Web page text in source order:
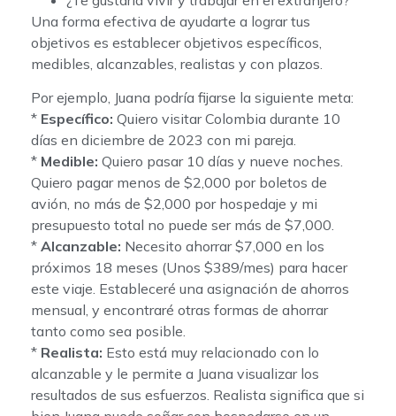
Una forma efectiva de ayudarte a lograr tus
objetivos es establecer objetivos específicos,
medibles, alcanzables, realistas y con plazos.
Por ejemplo, Juana podría fijarse la siguiente meta:
* Específico: Quiero visitar Colombia durante 10
días en diciembre de 2023 con mi pareja.
* Medible: Quiero pasar 10 días y nueve noches.
Quiero pagar menos de $2,000 por boletos de
avión, no más de $2,000 por hospedaje y mi
presupuesto total no puede ser más de $7,000.
* Alcanzable: Necesito ahorrar $7,000 en los
próximos 18 meses (Unos $389/mes) para hacer
este viaje. Estableceré una asignación de ahorros
mensual, y encontraré otras formas de ahorrar
tanto como sea posible.
* Realista: Esto está muy relacionado con lo
alcanzable y le permite a Juana visualizar los
resultados de sus esfuerzos. Realista significa que si